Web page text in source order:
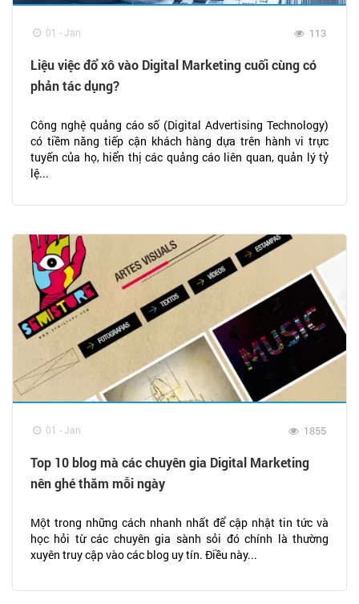
01 - Jan 113
Liệu việc đổ xô vào Digital Marketing cuối cùng có
phản tác dụng?
Công nghệ quảng cáo số (Digital Advertising Technology)
có tiềm năng tiếp cận khách hàng dựa trên hành vi trực
tuyến của họ, hiển thị các quảng cáo liên quan, quản lý tỷ
lệ...
01 - Jan 1855
Top 10 blog mà các chuyên gia Digital Marketing
nên ghé thăm mỗi ngày
Một trong những cách nhanh nhất để cập nhật tin tức và
học hỏi từ các chuyên gia sành sỏi đó chính là thường
xuyên truy cập vào các blog uy tín. Điều này...